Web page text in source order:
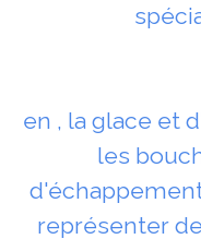
en , la glace et
les
représenter